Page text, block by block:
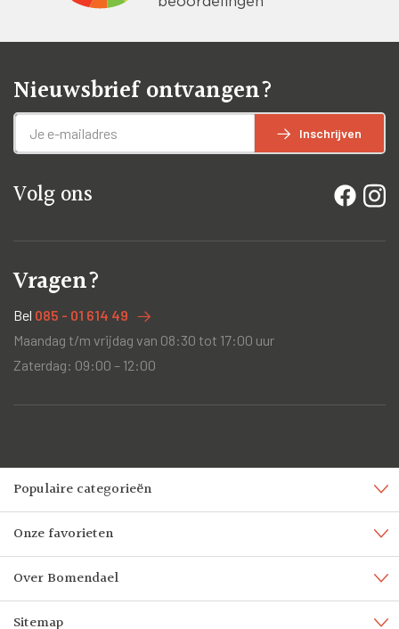
Nieuwsbrief ontvangen?
Inschrijven
Volg ons
Vragen?
Bel 085 - 01 614 49
Maandag t/m vrijdag van 08:30 tot 17:00 uur
Zaterdag: 09:00 – 12:00
Populaire categorieën
Onze favorieten
Over Bomendael
Sitemap